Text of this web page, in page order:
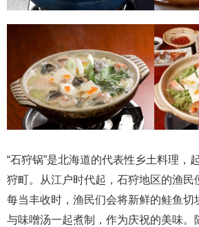
“石狩锅”是北海道的代表性乡土料理，
狩町。从江户时代起，石狩地区的渔民
每当丰收时，渔民们会将新鲜的鲑鱼切
与味噌汤一起煮制，作为庆祝的美味。